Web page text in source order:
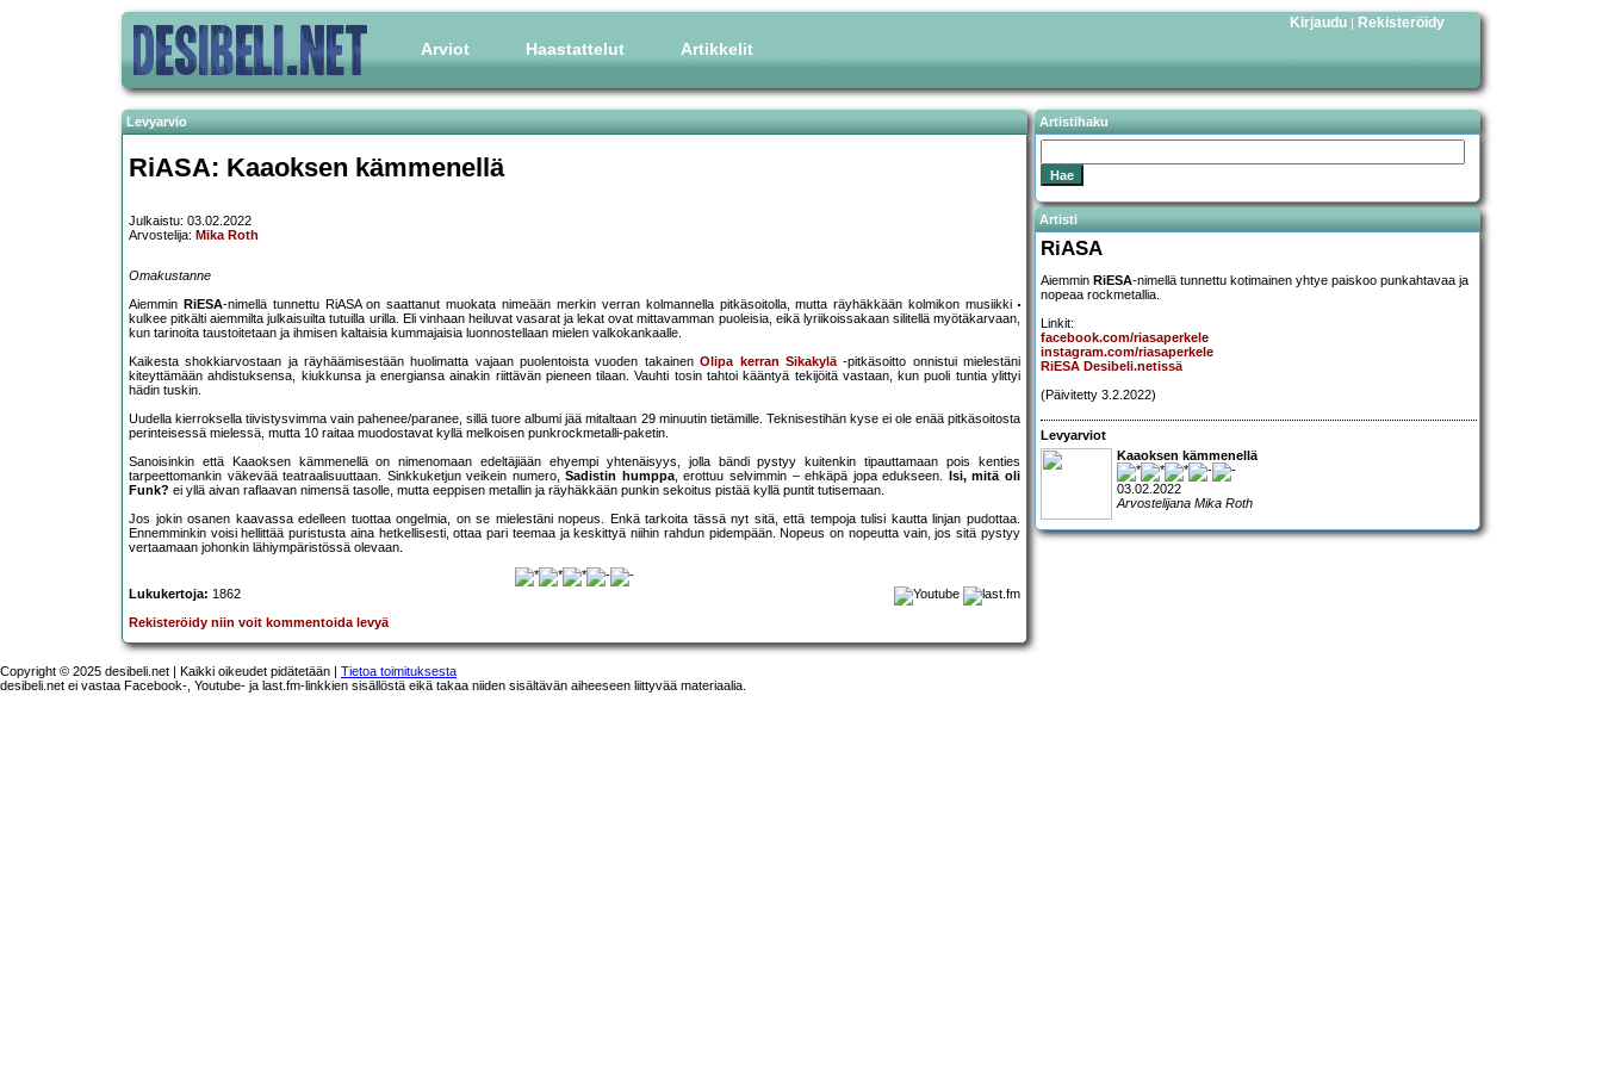
Arviot Haastattelut Artikkelit
Kirjaudu | Rekisteröidy
Levyarvio
RiASA: Kaaoksen kämmenellä
Julkaistu: 03.02.2022
Arvostelija: Mika Roth
Omakustanne
Aiemmin RiESA-nimellä tunnettu RiASA on saattanut muokata nimeään merkin verran kolmannella pitkäsoitolla, mutta räyhäkkään kolmikon musiikki
kulkee pitkälti aiemmilta julkaisuilta tutuilla urilla. Eli vinhaan heiluvat vasarat ja lekat ovat mittavamman puoleisia, eikä lyriikoissakaan silitellä myötäkarvaan,
kun tarinoita taustoitetaan ja ihmisen kaltaisia kummajaisia luonnostellaan mielen valkokankaalle.
Kaikesta shokkiarvostaan ja räyhäämisestään huolimatta vajaan puolentoista vuoden takainenOlipa kerran Sikakylä-pitkäsoitto onnistui mielestäni
kiteyttämään ahdistuksensa, kiukkunsa ja energiansa ainakin riittävän pieneen tilaan. Vauhti tosin tahtoi kääntyä tekijöitä vastaan, kun puoli tuntia ylittyi
hädin tuskin.
Uudella kierroksella tiivistysvimma vain pahenee/paranee, sillä tuore albumi jää mitaltaan 29 minuutin tietämille. Teknisestihän kyse ei ole enää pitkäsoitosta
perinteisessä mielessä, mutta 10 raitaa muodostavat kyllä melkoisen punkrockmetalli-paketin.
Sanoisinkin että Kaaoksen kämmenellä on nimenomaan edeltäjiään ehyempi yhtenäisyys, jolla bändi pystyy kuitenkin tipauttamaan pois kenties
tarpeettomankin väkevää teatraalisuuttaan. Sinkkuketjun veikein numero,Sadistin humppa, erottuu selvimmin – ehkäpä jopa edukseen.
Isi, mitä oli
Funk? ei yllä aivan raflaavan nimensä tasolle, mutta eeppisen metallin ja räyhäkkään punkin sekoitus pistää kyllä puntit tutisemaan.
Jos jokin osanen kaavassa edelleen tuottaa ongelmia, on se mielestäni nopeus. Enkä tarkoita tässä nyt sitä, että tempoja tulisi kautta linjan pudottaa.
Ennemminkin voisi hellittää puristusta aina hetkellisesti, ottaa pari teemaa ja keskittyä niihin rahdun pidempään. Nopeus on nopeutta vain, jos sitä pystyy
vertaamaan johonkin lähiympäristössä olevaan.
Lukukertoja: 1862
Rekisteröidy niin voit kommentoida levyä
Artistihaku
Artisti
RiASA
Aiemmin RiESA-nimellä tunnettu kotimainen yhtye paiskoo punkahtavaa ja
nopeaa rockmetallia.
Linkit:
facebook.com/riasaperkele
instagram.com/riasaperkele
RiESA Desibeli.netissä
(Päivitetty 3.2.2022)
Levyarviot
Kaaoksen kämmenellä
03.02.2022
Arvostelijana Mika Roth
Copyright © 2025 desibeli.net | Kaikki oikeudet pidätetään | Tietoa toimituksesta
desibeli.net ei vastaa Facebook-, Youtube- ja last.fm-linkkien sisällöstä eikä takaa niiden sisältävän aiheeseen liittyvää materiaalia.